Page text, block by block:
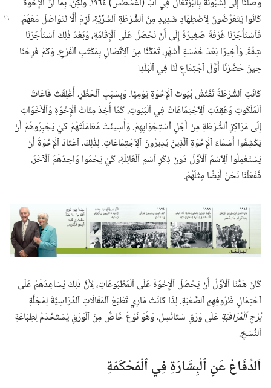
كَانُوا يَتَعَرَّضُونَ لِٱضْطِهَادٍ شَدِيدٍ مِنَٱلشُّرْطَةِ ٱلسِّرِّيَّةِ،‏ لَزِمَ أَلَّا نَتَوَاصَلَ مَعَهُمْ.‏
فَٱسْتَأْجَرْنَا غُرْفَةً صَغِيرَةً إِلَى أَنْ نَحْصُلَ عَلَى ٱلْإِقَامَةِ،‏ وَبَعْدَ ذٰلِكَ ٱسْتَأْجَرْنَا
شِقَّةً.‏ وَأَخِيرًا بَعْدَ خَمْسَةِ أَشْهُرٍ،‏ تَمَكَّنَّا مِنَ ٱلِٱتِّصَالِ بِمَكْتَبِ ٱلْفَرْعِ.‏ وَكَمْ فَرِحْنَا
حِينَ حَضَرْنَا أَوَّلَ ٱجْتِمَاعٍ لَنَا فِي ٱلْبَلَدِ!‏
كَانَتِ ٱلشُّرْطَةُ تُفَتِّشُ بُيُوتَ ٱلْإِخْوَةِ يَوْمِيًّا.‏ وَبِسَبَبِ ٱلْحَظْرِ،‏ أُغْلِقَتْ قَاعَاتُ
ٱلْمَلَكُوتِ وَعُقِدَتِ ٱلِٱجْتِمَاعَاتُ فِي ٱلْبُيُوتِ.‏ كَمَا أُخِذَ مِئَاتُ ٱلْإِخْوَةِ وَٱلْأَخَوَاتِ
إِلَى مَرَاكِزِ ٱلشُّرْطَةِ مِنْ أَجْلِ ٱسْتِجْوَابِهِمْ.‏ وَأُسِيئَتْ مُعَامَلَتُهُمْ كَيْ يُجْبِرُوهُمْ أَنْ
يَكْشِفُوا أَسْمَاءَ ٱلْإِخْوَةِ ٱلَّذِينَ يُدِيرُونَ ٱلِٱجْتِمَاعَاتِ.‏ لِذٰلِكَ،‏ ٱعْتَادَ ٱلْإِخْوَةُ أَنْ
يَسْتَعْمِلُوا ٱلِٱسْمَ ٱلْأَوَّلَ دُونَ ذِكْرِ ٱسْمِ ٱلْعَائِلَةِ،‏ كَيْ يَحْمُوا وَاحِدُهُمُ ٱلْآخَرَ.‏
فَفَعَلْنَا نَحْنُ أَيْضًا مِثْلَهُمْ.‏
كَانَ هَمُّنَا ٱلْأَوَّلُ أَنْ يَحْصُلَ ٱلْإِخْوَةُ عَلَى ٱلْمَطْبُوعَاتِ،‏ لِأَنَّ ذٰلِكَ يُسَاعِدُهُمْ عَلَى
ٱحْتِمَالِ ظُرُوفِهِمِ ٱلصَّعْبَةِ.‏ لِذَا كَانَتْ مَارِي تَطْبَعُ ٱلْمَقَالَاتِ ٱلدِّرَاسِيَّةَ لِمَجَلَّةِ
بُرْجِ ٱلْمُرَاقَبَةِ عَلَى وَرَقِ سْتَانْسِل،‏ وَهُوَ نَوْعٌ خَاصٌّ مِنَ ٱلْوَرَقِ يُسْتَخْدَمُ لِطِبَاعَةِ
ٱلنُّسَخِ.‏
اَلدِّفَاعُ عَنِ ٱلْبِشَارَةِ فِي ٱلْمَحْكَمَةِ